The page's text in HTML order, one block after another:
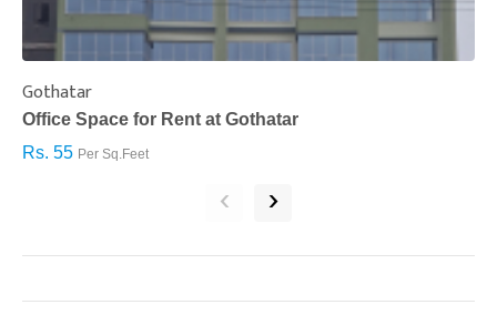
Gothatar
Office Space for Rent at Gothatar
Rs. 55 Per Sq.Feet
‹ ›